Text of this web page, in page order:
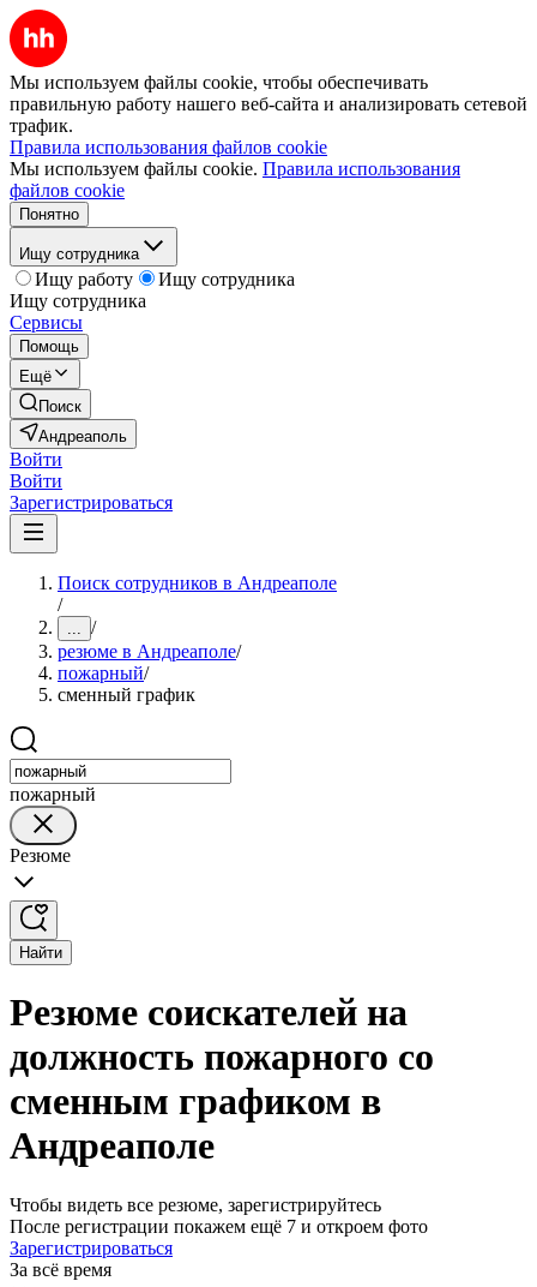
Мы используем файлы cookie, чтобы обеспечивать
правильную работу нашего веб-сайта и анализировать сетевой
трафик.
Правила использования файлов cookie
Мы используем файлы cookie. Правила использования
файлов cookie
Понятно
Ищу сотрудника
Ищу работу
Ищу сотрудника
Ищу сотрудника
Сервисы
Помощь
Ещё
Поиск
Андреаполь
Войти
Войти
Зарегистрироваться
Поиск сотрудников в Андреаполе
/
... /
резюме в Андреаполе/
пожарный/
сменный график
пожарный
Резюме
Найти
Резюме соискателей на
должность пожарного со
сменным графиком в
Андреаполе
Чтобы видеть все резюме, зарегистрируйтесь
После регистрации покажем ещё 7 и откроем фото
Зарегистрироваться
За всё время